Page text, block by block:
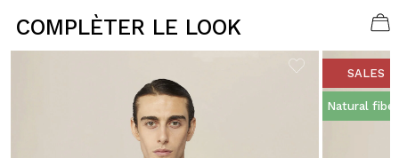
COMPLÈTER LE LOOK
SALES
Natural